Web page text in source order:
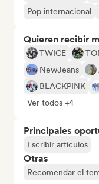
Pop internacional
Quieren recibir
TWICE
NewJeans
BLACKPINK
Ver todos +4
Principales
Escribir artículos
Otras
Recomendar el